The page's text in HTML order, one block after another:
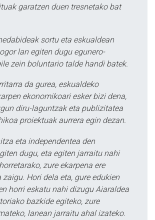
garatzen duen tresnetako bat
sortu eta eskualdean
lan egiten dugu egunero-
zein boluntario talde handi batek.
da gurea, eskualdeko
ekonomikoari esker bizi dena,
diru-laguntzak eta publizitatea
proiektuak aurrera egin dezan.
eta independentea den
dugu, eta egiten jarraitu nahi
zure ekarpena ere
zaigu. Hori dela eta, gure edukien
horri eskatu nahi dizugu Aiaraldea
bazkide egiteko, zure
lanean jarraitu ahal izateko.